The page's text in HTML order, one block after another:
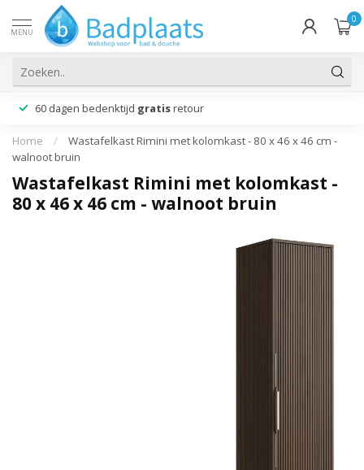
MENU
0
60 dagen bedenktijd gratis retour
Home /
Wastafelkast Rimini met kolomkast - 80 x 46 x 46 cm -
walnoot bruin
Wastafelkast Rimini met kolomkast -
80 x 46 x 46 cm - walnoot bruin